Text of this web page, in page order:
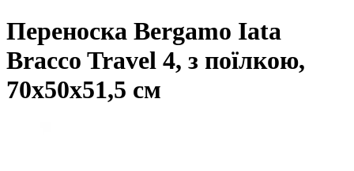
Переноска Bergamo Iata
Bracco Travel 4, з поїлкою,
70х50х51,5 см